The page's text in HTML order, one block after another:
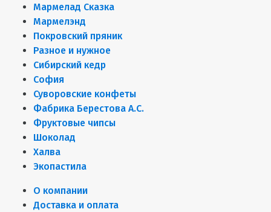
Мармелад Сказка
Мармелэнд
Покровский пряник
Разное и нужное
Сибирский кедр
София
Суворовские конфеты
Фабрика Берестова А.С.
Фруктовые чипсы
Шоколад
Халва
Экопастила
О компании
Доставка и оплата